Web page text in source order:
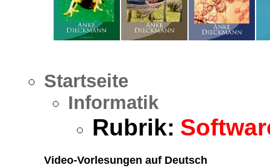
Startseite
Informatik
Rubrik:
Video-Vorlesungen auf Deutsch